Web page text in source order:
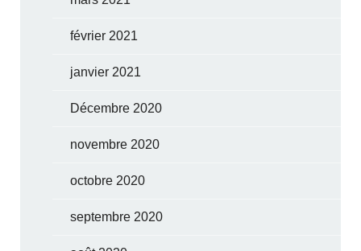
février 2021
janvier 2021
Décembre 2020
novembre 2020
octobre 2020
septembre 2020